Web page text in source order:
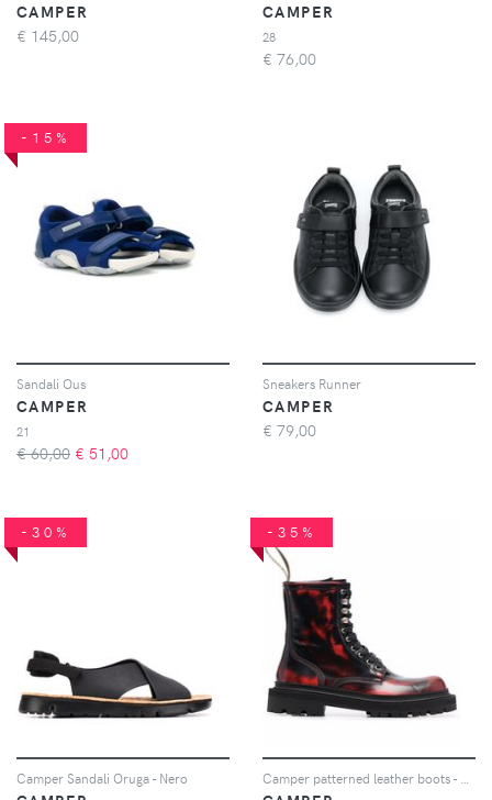
CAMPER
€ 145,00
CAMPER
28
€ 76,00
-15%
Sandali Ous
CAMPER
21
€ 60,00 € 51,00
Sneakers Runner
CAMPER
€ 79,00
-30%
Camper Sandali Oruga - Nero
-35%